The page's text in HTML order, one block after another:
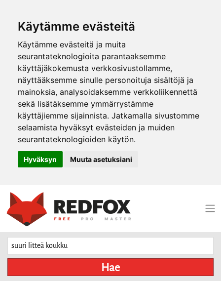
Käytämme evästeitä
Käytämme evästeitä ja muita
seurantateknologioita parantaaksemme
käyttäjäkokemusta verkkosivustollamme,
näyttääksemme sinulle personoituja sisältöjä ja
mainoksia, analysoidaksemme verkkoliikennettä
sekä lisätäksemme ymmärrystämme
käyttäjiemme sijainnista. Jatkamalla sivustomme
selaamista hyväksyt evästeiden ja muiden
seurantateknologioiden käytön.
Hyväksyn Muuta asetuksiani
Hae